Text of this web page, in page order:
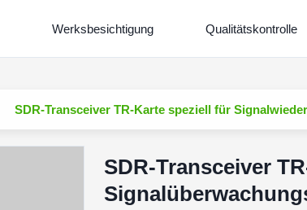
Werksbesichtigung Qualitätskontrolle
SDR-Transceiver TR-Karte speziell für
SDR-Transceiver